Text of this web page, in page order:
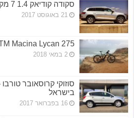
סקודה קודיאק 1.4 7 מקומות – ילדים זה שמחה
21 באוגוסט 2017
KTM Macina Lycan 275 – עליה וכייף בה
2 במאי 2018
בישראל
16 בפברואר 2017